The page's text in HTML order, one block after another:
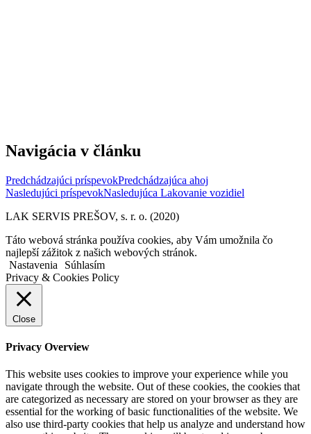
Navigácia v článku
Predchádzajúci príspevokPredchádzajúca ahoj
Nasledujúci príspevokNasledujúca Lakovanie vozidiel
LAK SERVIS PREŠOV, s. r. o. (2020)
Táto webová stránka používa cookies, aby Vám umožnila čo
najlepší zážitok z našich webových stránok.
Nastavenia
Súhlasím
Privacy & Cookies Policy
Close
Privacy Overview
This website uses cookies to improve your experience while you
navigate through the website. Out of these cookies, the cookies that
are categorized as necessary are stored on your browser as they are
essential for the working of basic functionalities of the website. We
also use third-party cookies that help us analyze and understand how